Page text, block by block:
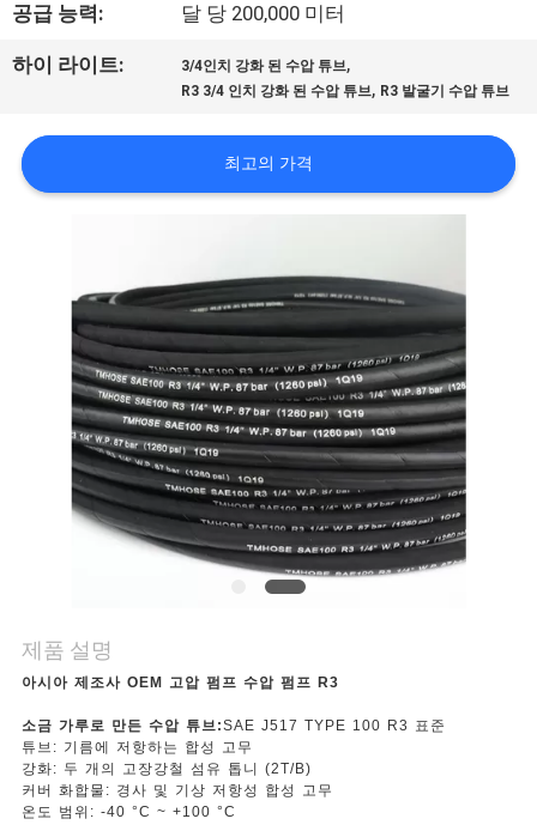
견
학
품
회
를
요
청
공급 능력: 달 당 200,000 미터
하이 라이트: 3/4인치 강화 된 수압 튜브,
R3 3/4 인치 강화 된 수압 튜브, R3 발굴기 수압 튜브
최고의 가격
제품 설명
아시아 제조사 OEM 고압 펌프 수압 펌프 R3
소금 가루로 만든 수압 튜브:SAE J517 TYPE 100 R3 표준
튜브: 기름에 저항하는 합성 고무
강화: 두 개의 고장강철 섬유 톱니 (2T/B)
커버 화합물: 경사 및 기상 저항성 합성 고무
온도 범위: -40 °C ~ +100 °C